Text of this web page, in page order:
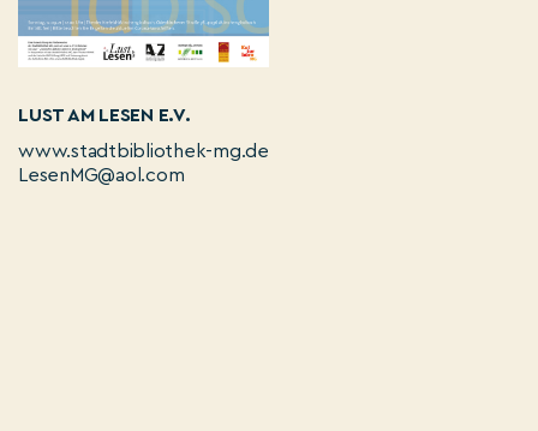
LUST AM LESEN E.V.
www.stadtbibliothek-mg.de
LesenMG@aol.com